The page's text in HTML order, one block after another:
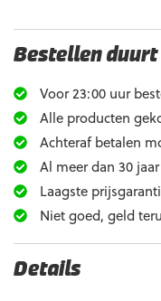
Bestellen duurt
Voor 23:00 uur
Alle producten
Achteraf betalen
Al meer dan 30
Laagste
Niet goed, geld
Details